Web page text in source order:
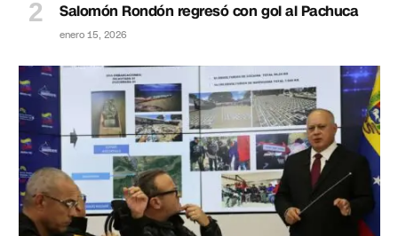
Salomón Rondón regresó con gol al Pachuca
enero 15, 2026